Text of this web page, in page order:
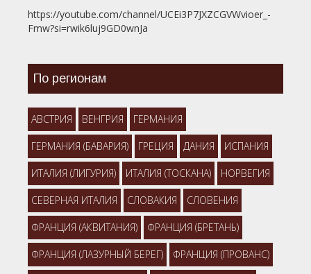
https://youtube.com/channel/UCEi3P7JXZCGVWvioer_-
Fmw?si=rwik6luj9GD0wnJa
По регионам
АВСТРИЯ ВЕНГРИЯ ГЕРМАНИЯ
ГЕРМАНИЯ (БАВАРИЯ) ГРЕЦИЯ ДАНИЯ ИСПАНИЯ
ИТАЛИЯ (ЛИГУРИЯ) ИТАЛИЯ (ТОСКАНА) НОРВЕГИЯ
СЕВЕРНАЯ ИТАЛИЯ СЛОВАКИЯ СЛОВЕНИЯ
ФРАНЦИЯ (АКВИТАНИЯ) ФРАНЦИЯ (БРЕТАНЬ)
ФРАНЦИЯ (ЛАЗУРНЫЙ БЕРЕГ) ФРАНЦИЯ (ПРОВАНС)